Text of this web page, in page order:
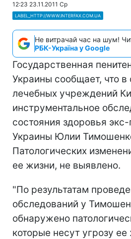
12:23 23.11.2011 Ср
LABEL_HTTP://WWW.INTERFAX.COM.UA
Не витрачай час на шум!
РБК-Україна у Google
Государственная
Украины сообщает, что
лечебных учреждений
инструментальное
состояния здоровья
Украины Юлии
Патологических
ее жизни, не выявлено.
"По результатам
обследований у
обнаружено
которые несут угрозу